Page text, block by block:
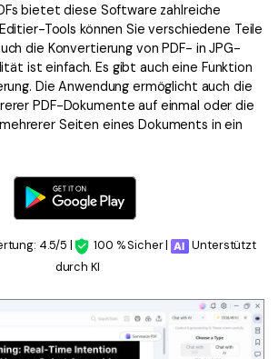
bietet diese Software zahlreiche
Tools können Sie verschiedene Teile
die Konvertierung von PDF- in JPG-
ist einfach. Es gibt auch eine Funktion
Die Anwendung ermöglicht auch die
PDF-Dokumente auf einmal oder die
Seiten eines Dokuments in ein
4.5/5 | 100 % Sicher |
Unterstützt
durch KI